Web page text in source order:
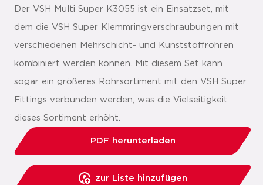
Der VSH Multi Super K3055 ist ein Einsatzset, mit
dem die VSH Super Klemmringverschraubungen mit
verschiedenen Mehrschicht- und Kunststoffrohren
kombiniert werden können. Mit diesem Set kann
sogar ein größeres Rohrsortiment mit den VSH Super
Fittings verbunden werden, was die Vielseitigkeit
dieses Sortiment erhöht.
PDF herunterladen
zur Liste hinzufügen